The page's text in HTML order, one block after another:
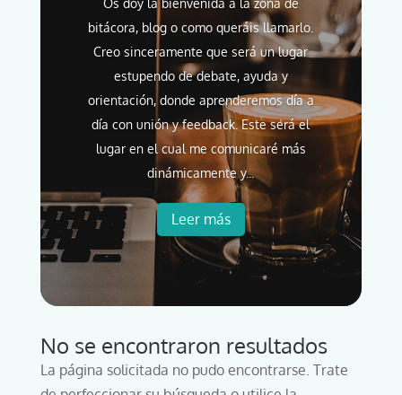
Os doy la bienvenida a la zona de
bitácora, blog o como queráis llamarlo.
Creo sinceramente que será un lugar
estupendo de debate, ayuda y
orientación, donde aprenderemos día a
día con unión y feedback. Este será el
lugar en el cual me comunicaré más
dinámicamente y...
Leer más
No se encontraron resultados
La página solicitada no pudo encontrarse. Trate